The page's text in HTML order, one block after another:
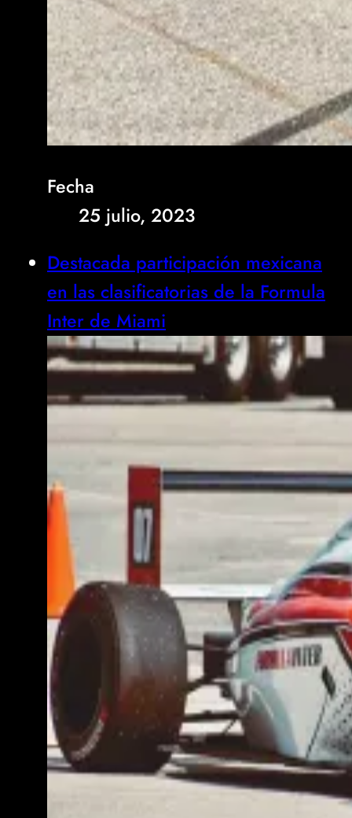
Fecha
25 julio, 2023
Destacada participación mexicana
en las clasificatorias de la Formula
Inter de Miami